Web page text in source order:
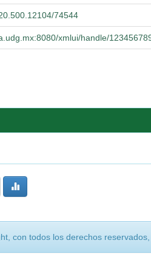
74544
xmlui/handle/
con todos los derechos